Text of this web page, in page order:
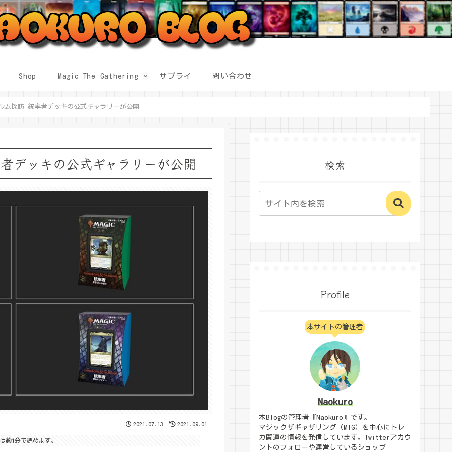
Shop Magic The Gathering サプライ 問い合わせ
ム探訪 統率者デッキの公式ギャラリーが公開
デッキの公式ギャラリーが公開
2021.07.13 2021.09.01
約1分で読めます。
検索
Profile
本サイトの管理者
Naokuro
本Blogの管理者『Naokuro』です。
マジックザギャザリング（MTG）を中心にトレ
カ関連の情報を発信しています。Twitterアカウ
ントのフォローや運営しているショップ